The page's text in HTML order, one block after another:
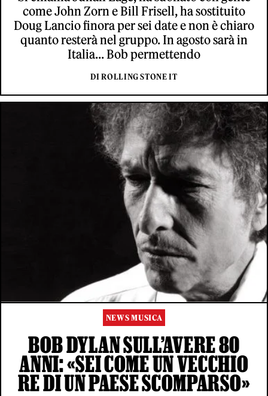
come John Zorn e Bill Frisell, ha sostituito
Doug Lancio finora per sei date e non è chiaro
quanto resterà nel gruppo. In agosto sarà in
Italia... Bob permettendo
DI ROLLING STONE IT
NEWS MUSICA
BOB DYLAN SULL’AVERE 80
ANNI: «SEI COME UN VECCHIO
RE DI UN PAESE SCOMPARSO»